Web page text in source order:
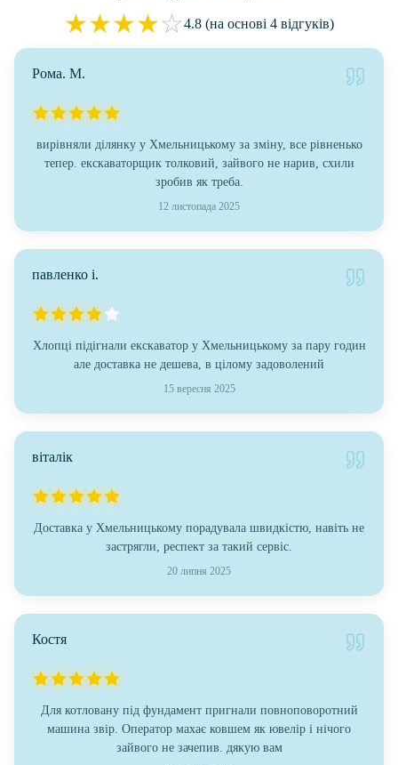
★★★★☆4.8 (на основі 4 відгуків)
Рома. М.
вирівняли ділянку у Хмельницькому за зміну, все рівненько
тепер. екскаваторщик толковий, зайвого не нарив, схили
зробив як треба.
12 листопада 2025
павленко і.
Хлопці підігнали екскаватор у Хмельницькому за пару годин
але доставка не дешева, в цілому задоволений
15 вересня 2025
віталік
Доставка у Хмельницькому порадувала швидкістю, навіть не
застрягли, респект за такий сервіс.
20 липня 2025
Костя
Для котловану під фундамент пригнали повноповоротний
машина звір. Оператор махає ковшем як ювелір і нічого
зайвого не зачепив. дякую вам